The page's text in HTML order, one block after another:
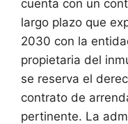
cuenta con un
largo plazo que
2030 con la
propietaria del
se reserva el
contrato de
pertinente. La